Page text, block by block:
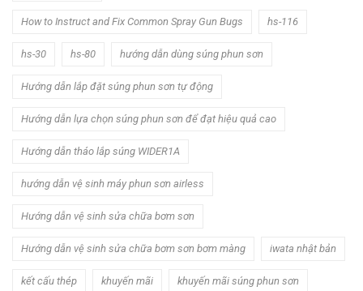
How to Instruct and Fix Common Spray Gun Bugs hs-116
hs-30 hs-80 hướng dẫn dùng súng phun sơn
Hướng dẫn lắp đặt súng phun sơn tự động
Hướng dẫn lựa chọn súng phun sơn để đạt hiệu quả cao
Hướng dẫn tháo lắp súng WIDER1A
hướng dẫn vệ sinh máy phun sơn airless
Hướng dẫn vệ sinh sửa chữa bơm sơn
Hướng dẫn vệ sinh sửa chữa bơm sơn bơm màng iwata nhật bản
kết cấu thép khuyến mãi khuyến mãi súng phun sơn